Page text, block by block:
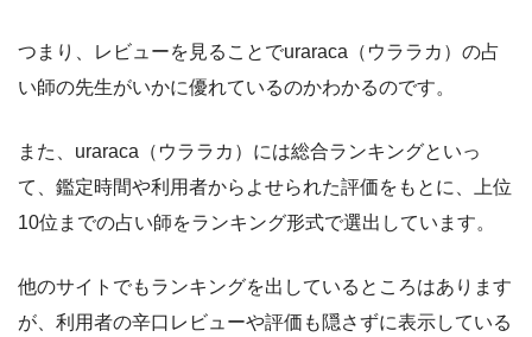
つまり、レビューを見ることでuraraca（ウララカ）の占
い師の先生がいかに優れているのかわかるのです。
また、uraraca（ウララカ）には総合ランキングといっ
て、鑑定時間や利用者からよせられた評価をもとに、上位
10位までの占い師をランキング形式で選出しています。
他のサイトでもランキングを出しているところはあります
が、利用者の辛口レビューや評価も隠さずに表示している